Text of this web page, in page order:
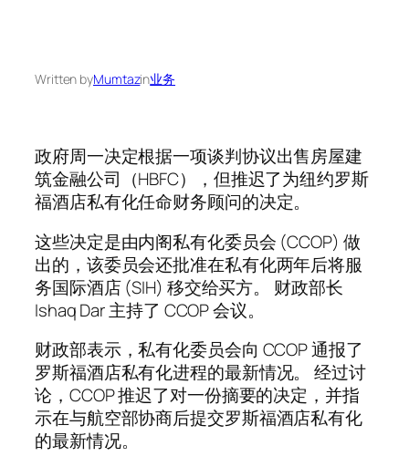
Written byMumtazin业务
政府周一决定根据一项谈判协议出售房屋建
筑金融公司（HBFC），但推迟了为纽约罗斯
福酒店私有化任命财务顾问的决定。
这些决定是由内阁私有化委员会 (CCOP) 做
出的，该委员会还批准在私有化两年后将服
务国际酒店 (SIH) 移交给买方。 财政部长
Ishaq Dar 主持了 CCOP 会议。
财政部表示，私有化委员会向 CCOP 通报了
罗斯福酒店私有化进程的最新情况。 经过讨
论，CCOP 推迟了对一份摘要的决定，并指
示在与航空部协商后提交罗斯福酒店私有化
的最新情况。